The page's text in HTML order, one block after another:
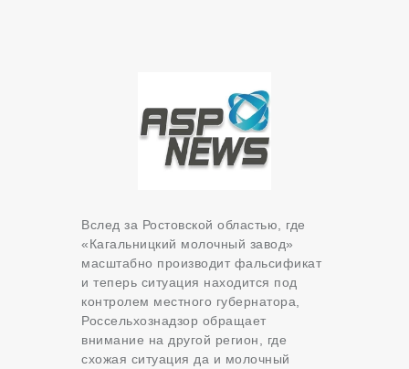
Вслед за Ростовской областью, где
«Кагальницкий молочный завод»
масштабно производит фальсификат
и теперь ситуация находится под
контролем местного губернатора,
Россельхознадзор обращает
внимание на другой регион, где
схожая ситуация да и молочный